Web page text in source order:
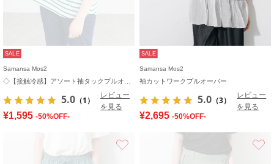
SALE
Samansa Mos2
5.0 （1）
レビュー
を見る
¥1,595 -50%OFF-
SALE
Samansa Mos2
袖カットワークプルオーバー
5.0 （3）
レビュー
を見る
¥2,695 -50%OFF-